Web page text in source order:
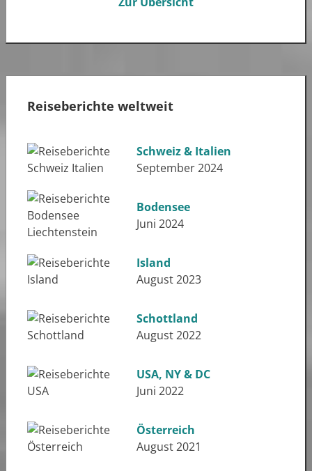
Reiseberichte weltweit
Schweiz & Italien
September 2024
Bodensee
Juni 2024
Island
August 2023
Schottland
August 2022
USA, NY & DC
Juni 2022
Österreich
August 2021